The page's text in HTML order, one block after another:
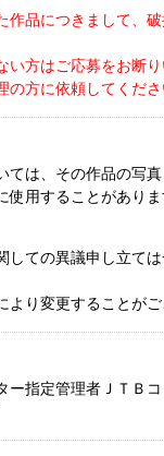
作品につきまして、
い方はご応募をお断
の方に依頼してくださ
ては、その作品の写
使用することがあり
しての異議申し立て
り変更することがご
ー指定管理者ＪＴＢ